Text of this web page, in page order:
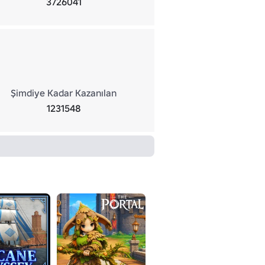
Şimdiye Kadar Kazanılan
1231548